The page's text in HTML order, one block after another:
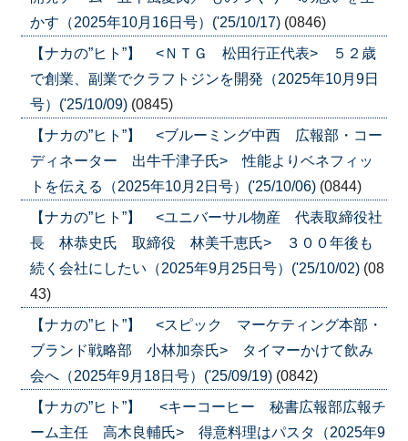
かす（2025年10月16日号）('25/10/17) (0846)
【ナカの”ヒト”】 <ＮＴＧ 松田行正代表> ５２歳
で創業、副業でクラフトジンを開発（2025年10月9日
号）('25/10/09) (0845)
【ナカの”ヒト”】 <ブルーミング中西 広報部・コー
ディネーター 出牛千津子氏> 性能よりベネフィッ
トを伝える（2025年10月2日号）('25/10/06) (0844)
【ナカの”ヒト”】 <ユニバーサル物産 代表取締役社
長 林恭史氏 取締役 林美千恵氏> ３００年後も
続く会社にしたい（2025年9月25日号）('25/10/02) (08
43)
【ナカの”ヒト”】 <スピック マーケティング本部・
ブランド戦略部 小林加奈氏> タイマーかけて飲み
会へ（2025年9月18日号）('25/09/19) (0842)
【ナカの”ヒト”】 <キーコーヒー 秘書広報部広報チ
ーム主任 高木良輔氏> 得意料理はパスタ（2025年9